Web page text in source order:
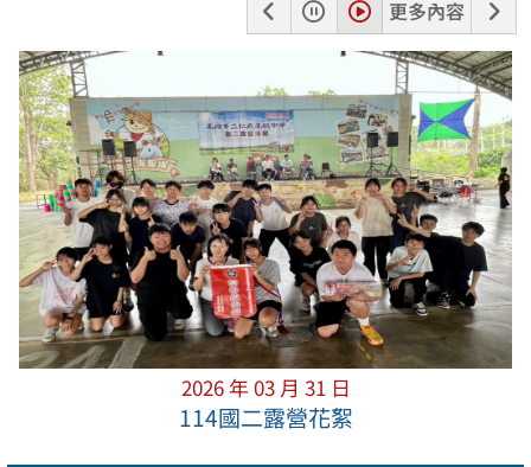
張
暫
停
播
放
更多內容
下
一
張
2026 年 03 月 31 日
114國二露營花絮